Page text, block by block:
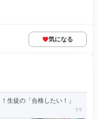
気になる
生徒の「合格したい！」